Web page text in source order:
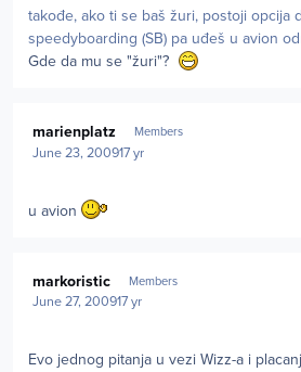
takođe, ako ti se baš žuri, postoji opcija
speedyboarding (SB) pa uđeš u avion
Gde da mu se "žuri"?
marienplatz Members
June 23, 200917 yr
u avion
markoristic Members
June 27, 200917 yr
Evo jednog pitanja u vezi Wizz-a i